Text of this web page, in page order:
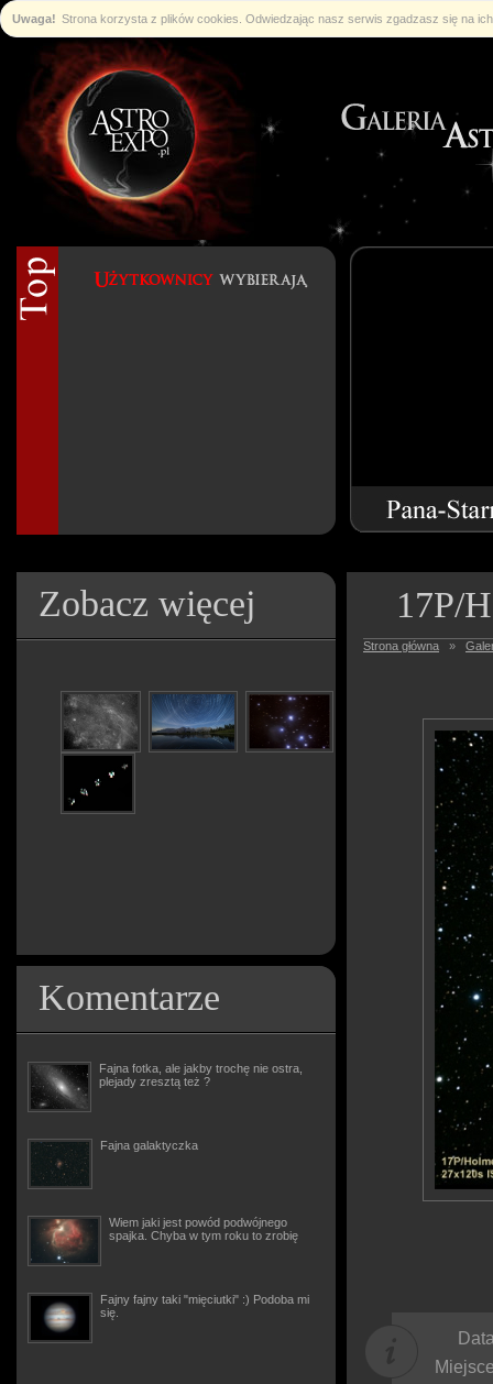
Uwaga! Strona korzysta z plików cookies. Odwiedzając nasz serwis zgadzasz się na
Zobacz więcej
Komentarze
Fajna fotka, ale jakby trochę nie ostra,
plejady zresztą też ?
Fajna galaktyczka
Wiem jaki jest powód podwójnego
spajka. Chyba w tym roku to zrobię
Fajny fajny taki "mięciutki" :) Podoba mi
się.
17P/
Strona główna »